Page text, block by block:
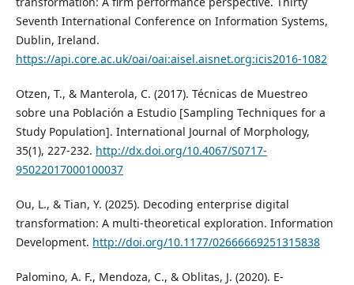
Seventh International Conference on Information Systems,
Dublin, Ireland.
https://api.core.ac.uk/oai/oai:aisel.aisnet.org:icis2016-1082
Otzen, T., & Manterola, C. (2017). Técnicas de Muestreo
sobre una Población a Estudio [Sampling Techniques for a
Study Population]. International Journal of Morphology,
35(1), 227-232. http://dx.doi.org/10.4067/S0717-
95022017000100037
Ou, L., & Tian, Y. (2025). Decoding enterprise digital
transformation: A multi-theoretical exploration. Information
Development. http://doi.org/10.1177/02666669251315838
Palomino, A. F., Mendoza, C., & Oblitas, J. (2020). E-